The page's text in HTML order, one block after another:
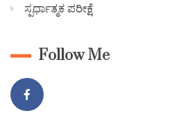
ಸ್ಪರ್ಧಾತ್ಮಕ ಪರೀಕ್ಷೆ
Follow Me